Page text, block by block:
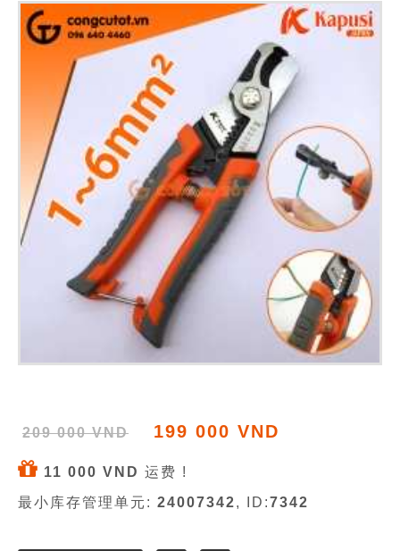
209 000 VND 199 000 VND
11 000 VND 运费 !
最小库存管理单元: 24007342, ID:7342